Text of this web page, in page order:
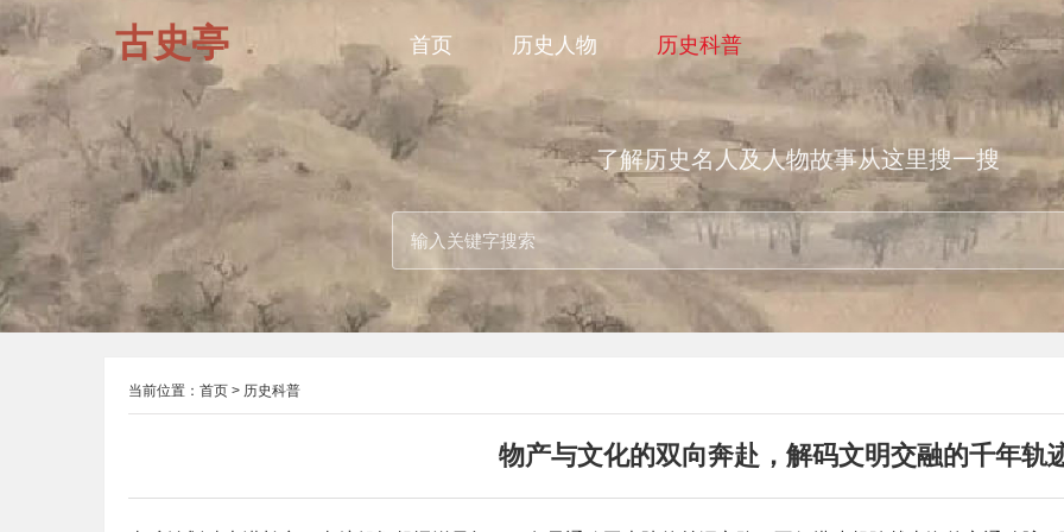
古史亭 首页 历史人物 历史科普
了解历史名人及人物故事从这里搜一搜
当前位置： 首页 > 历史科普
物产与文化的双向奔赴，解码文明交融的千年轨